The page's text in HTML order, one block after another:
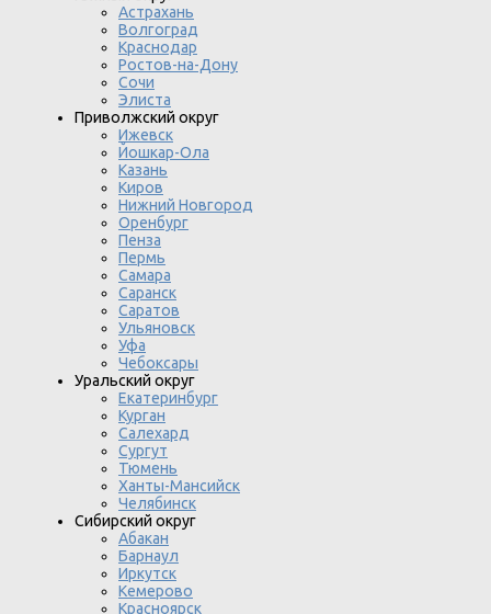
Астрахань
Волгоград
Краснодар
Ростов-на-Дону
Сочи
Элиста
Приволжский округ
Ижевск
Йошкар-Ола
Казань
Киров
Нижний Новгород
Оренбург
Пенза
Пермь
Самара
Саранск
Саратов
Ульяновск
Уфа
Чебоксары
Уральский округ
Екатеринбург
Курган
Салехард
Сургут
Тюмень
Ханты-Мансийск
Челябинск
Сибирский округ
Абакан
Барнаул
Иркутск
Кемерово
Красноярск